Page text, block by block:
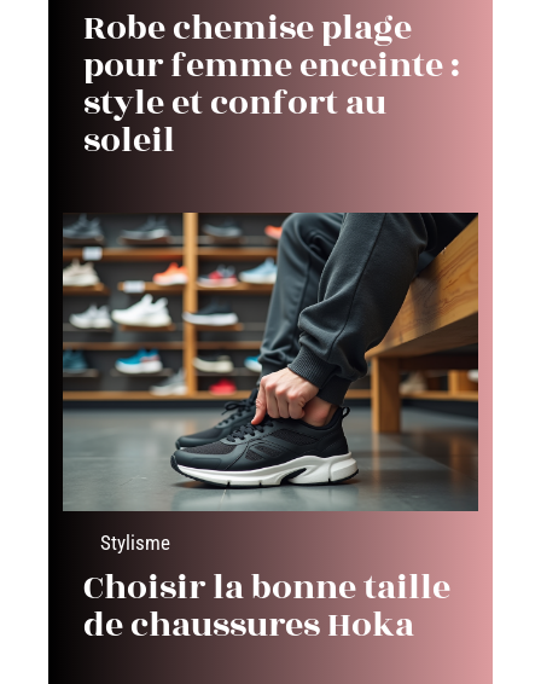
Robe chemise plage
pour femme enceinte :
style et confort au
soleil
Stylisme
Choisir la bonne taille
de chaussures Hoka